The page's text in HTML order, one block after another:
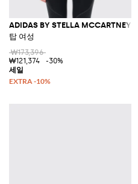
ADIDAS BY STELLA MCCARTNEY
탑 여성
₩173,396
₩121,374
-30%